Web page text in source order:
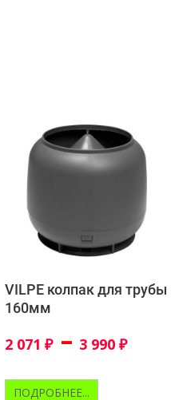
VILPE колпак для трубы
160мм
2 071 ₽ – 3 990 ₽
ПОДРОБНЕЕ...